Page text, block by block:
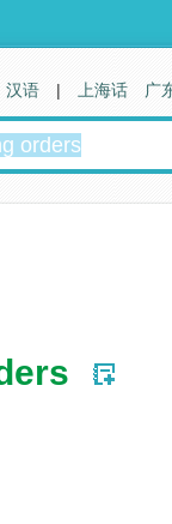
汉语 | 上海话 广